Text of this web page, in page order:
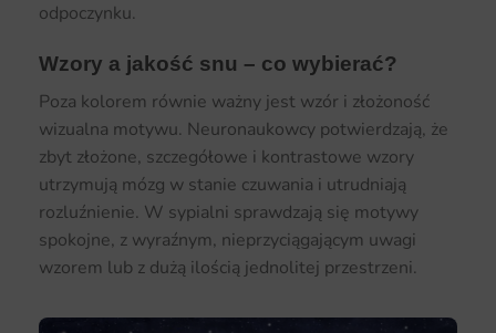
odpoczynku.
Wzory a jakość snu – co wybierać?
Poza kolorem równie ważny jest wzór i złożoność
wizualna motywu. Neuronaukowcy potwierdzają, że
zbyt złożone, szczegółowe i kontrastowe wzory
utrzymują mózg w stanie czuwania i utrudniają
rozluźnienie. W sypialni sprawdzają się motywy
spokojne, z wyraźnym, nieprzyciągającym uwagi
wzorem lub z dużą ilością jednolitej przestrzeni.